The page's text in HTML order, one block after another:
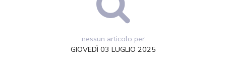
nessun articolo per
GIOVEDÌ 03 LUGLIO 2025